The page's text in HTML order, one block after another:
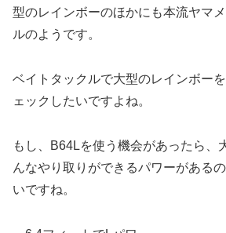
型のレインボーのほかにも本流ヤマ
ルのようです。
ベイトタックルで大型のレインボー
ェックしたいですよね。
もし、B64Lを使う機会があったら、
んなやり取りができるパワーがある
いですね。